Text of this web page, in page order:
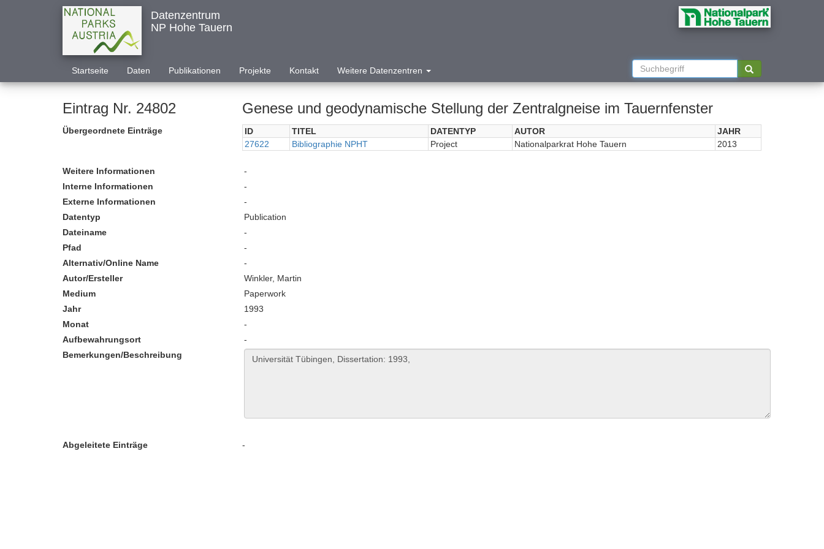
Datenzentrum
NP Hohe Tauern
Startseite Daten Publikationen Projekte Kontakt Weitere Datenzentren
Eintrag Nr. 24802 Genese und geodynamische Stellung der Zentralgneise im Tauernfenster
Übergeordnete Einträge ID TITEL DATENTYP AUTOR
JAHR
27622
Bibliographie NPHT Project Nationalparkrat Hohe Tauern 2013
Weitere Informationen
-
Interne Informationen
-
Externe Informationen
-
Datentyp
Publication
Dateiname
-
Pfad
-
Alternativ/Online Name
-
Autor/Ersteller
Winkler, Martin
Medium
Paperwork
Jahr
1993
Monat
-
Aufbewahrungsort
-
Bemerkungen/Beschreibung
Abgeleitete Einträge -